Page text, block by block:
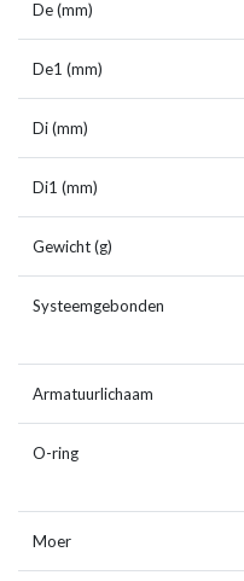
De (mm)
De1 (mm)
Di (mm)
Di1 (mm)
Gewicht (g)
Systeemgebonden
Armatuurlichaam
O-ring
Moer